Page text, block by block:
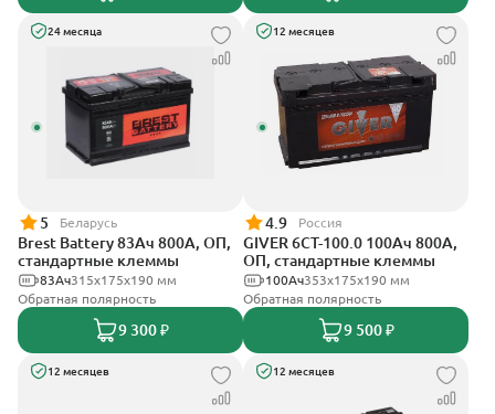
24 месяца
5 Беларусь
Brest Battery 83Ач 800А, ОП,
стандартные клеммы
315x175x190 мм
83Ач
Обратная полярность
9 300 ₽
12 месяцев
4.9 Россия
GIVER 6CT-100.0 100Ач 800А,
ОП, стандартные клеммы
353х175х190 мм
100Ач
Обратная полярность
9 500 ₽
12 месяцев 12 месяцев